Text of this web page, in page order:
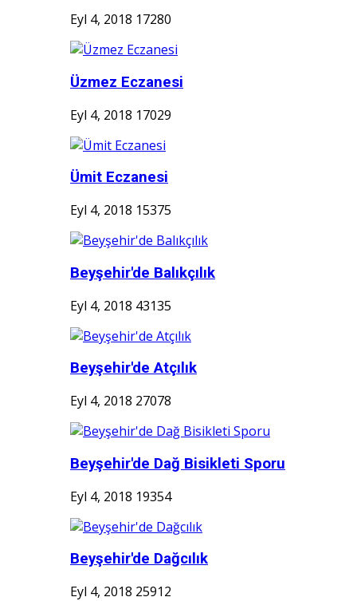
Eyl 4, 2018 17280
Üzmez Eczanesi
Eyl 4, 2018 17029
Ümit Eczanesi
Eyl 4, 2018 15375
Beyşehir'de Balıkçılık
Eyl 4, 2018 43135
Beyşehir'de Atçılık
Eyl 4, 2018 27078
Beyşehir'de Dağ Bisikleti Sporu
Eyl 4, 2018 19354
Beyşehir'de Dağcılık
Eyl 4, 2018 25912